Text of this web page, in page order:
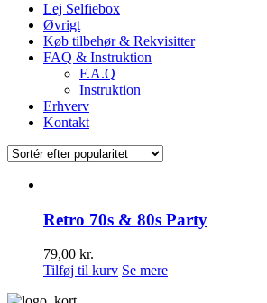
Lej Selfiebox
Øvrigt
Køb tilbehør & Rekvisitter
FAQ & Instruktion
F.A.Q
Instruktion
Erhverv
Kontakt
Retro 70s & 80s Party
79,00 kr.
Tilføj til kurv Se mere